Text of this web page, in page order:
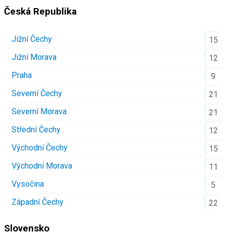
Česká Republika
Jižní Čechy
15
Jižní Morava
12
Praha
9
Severní Čechy
21
Severní Morava
21
Střední Čechy
12
Východní Čechy
15
Východní Morava
11
Vysočina
5
Západní Čechy
22
Slovensko